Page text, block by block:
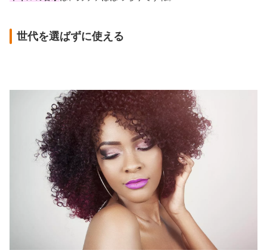
世代を選ばずに使える